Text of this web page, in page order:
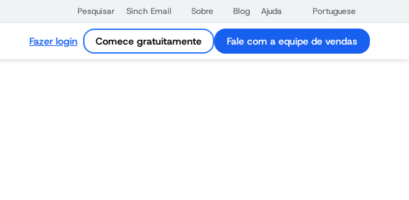
Pesquisar Sinch Email Sobre Blog Ajuda Portuguese
Fazer login Comece gratuitamente Fale com a equipe de vendas